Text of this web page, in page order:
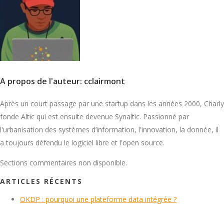
A propos de l'auteur: cclairmont
Après un court passage par une startup dans les années 2000, Charly
fonde Altic qui est ensuite devenue Synaltic. Passionné par
l'urbanisation des systèmes d’information, l'innovation, la donnée, il
a toujours défendu le logiciel libre et l'open source.
Sections commentaires non disponible.
ARTICLES RÉCENTS
OKDP : pourquoi une plateforme data intégrée ?